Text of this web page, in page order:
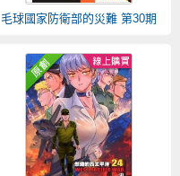
毛球國家防衛部的災難 第30期